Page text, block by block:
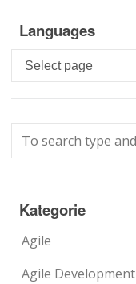
Languages
Languages
Kategorie
Agile
Agile Development